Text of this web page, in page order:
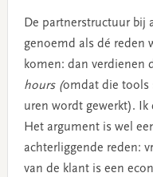
De partnerstructuur bij
genoemd als dé reden
komen: dan verdienen
hours (omdat die tools
uren wordt gewerkt).
Het argument is wel
achterliggende reden:
van de klant is een